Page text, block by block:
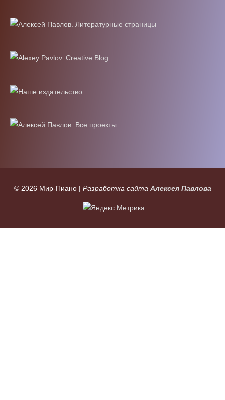
© 2026 Мир-Пиано| Разработка сайта Алексея Павлова